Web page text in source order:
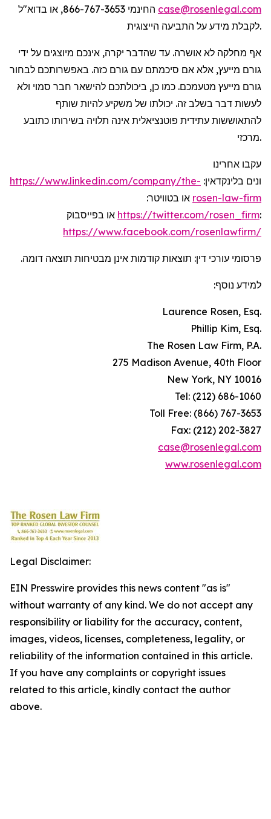
case@rosenlegal.com
לקבלת מידע על התביעה הייצוגית.
אף מחלקה לא אושרה. עד שהדבר יקרה, אינכם מיוצגים על ידי
גורם מייעץ, אלא אם סיכמתם עם גורם כזה. באפשרותכם לבחור
גורם מייעץ מטעמכם. כמו כן, ביכולתכם להישאר חבר סמוי ולא
לעשות דבר בשלב זה. יכולתו של משקיע להיות שותף
להתאוששות עתידית פוטנציאלית אינה תלויה בשירותו כתובע
מרכזי.
עקבו אחרינו
בלינקדאין: https://www.linkedin.com/company/the-
rosen-law-firm או בטוויטר:
https://twitter.com/rosen_firmאו בפייסבוק:
https://www.facebook.com/rosenlawfirm/
פרסומי עורכי דין: תוצאות קודמות אינן מבטיחות תוצאה דומה.
למידע נוסף:
Laurence Rosen, Esq.
Phillip Kim, Esq.
The Rosen Law Firm, P.A.
275 Madison Avenue, 40th Floor
New York, NY 10016
Tel: (212) 686-1060
Toll Free: (866) 767-3653
Fax: (212) 202-3827
case@rosenlegal.com
www.rosenlegal.com
Legal Disclaimer:
EIN Presswire provides this news content "as is"
without warranty of any kind. We do not accept any
responsibility or liability for the accuracy, content,
images, videos, licenses, completeness, legality, or
reliability of the information contained in this article.
If you have any complaints or copyright issues
related to this article, kindly contact the author
above.